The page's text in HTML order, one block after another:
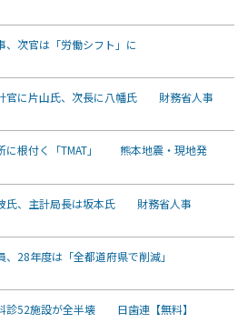
、次官は「労働シフト」に
官に片山氏、次長に八幡氏 財務省人事
に根付く「TMAT」 熊本地震・現地発
氏、主計局長は坂本氏 財務省人事
、28年度は「全都道府県で削減」
診52施設が全半壊 日歯連【無料】